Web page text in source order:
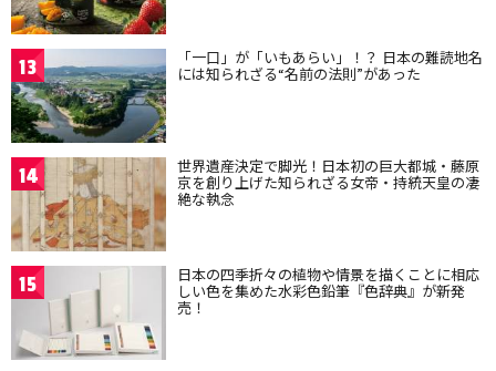
13 「一口」が「いもあらい」！？ 日本の難読地名
には知られざる“名前の法則”があった
14 世界遺産決定で脚光！日本初の巨大都城・藤原
京を創り上げた知られざる女帝・持統天皇の凄
絶な執念
15 日本の四季折々の植物や情景を描くことに相応
しい色を集めた水彩色鉛筆『色辞典』が新発
売！